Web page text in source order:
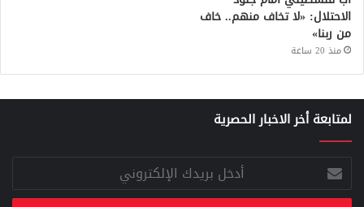
الاحتلال: «لا تخاف منهم.. خاف
من ربنا»
منذ 20 ساعة
لمتابعة أخر الاخبار الحصرية
أدخل
بريدك
الإلكتروني